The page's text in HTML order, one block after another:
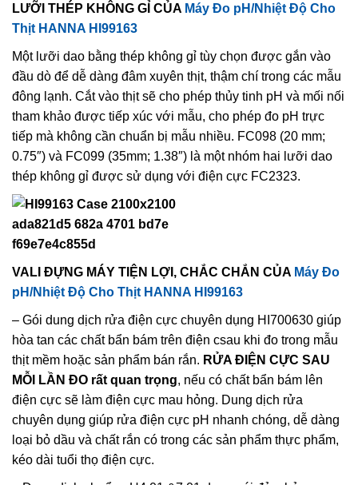
LƯỠI THÉP KHÔNG GỈ CỦA Máy Đo pH/Nhiệt Độ Cho
Thịt HANNA HI99163
Một lưỡi dao bằng thép không gỉ tùy chọn được gắn vào
đầu dò để dễ dàng đâm xuyên thịt, thậm chí trong các mẫu
đông lạnh. Cắt vào thịt sẽ cho phép thủy tinh pH và mối nối
tham khảo được tiếp xúc với mẫu, cho phép đo pH trực
tiếp mà không cần chuẩn bị mẫu nhiều. FC098 (20 mm;
0.75″) và FC099 (35mm; 1.38″) là một nhóm hai lưỡi dao
thép không gỉ được sử dụng với điện cực FC2323.
VALI ĐỰNG MÁY TIỆN LỢI, CHẮC CHẮN CỦA Máy Đo
pH/Nhiệt Độ Cho Thịt HANNA HI99163
– Gói dung dịch rửa điện cực chuyên dụng HI700630 giúp
hòa tan các chất bẩn bám trên điện csau khi đo trong mẫu
thịt mềm hoặc sản phẩm bán rắn. RỬA ĐIỆN CỰC SAU
MỖI LẦN ĐO rất quan trọng, nếu có chất bẩn bám lên
điện cực sẽ làm điện cực mau hỏng. Dung dịch rửa
chuyên dụng giúp rửa điện cực pH nhanh chóng, dễ dàng
loại bỏ dầu và chất rắn có trong các sản phẩm thực phẩm,
kéo dài tuổi thọ điện cực.